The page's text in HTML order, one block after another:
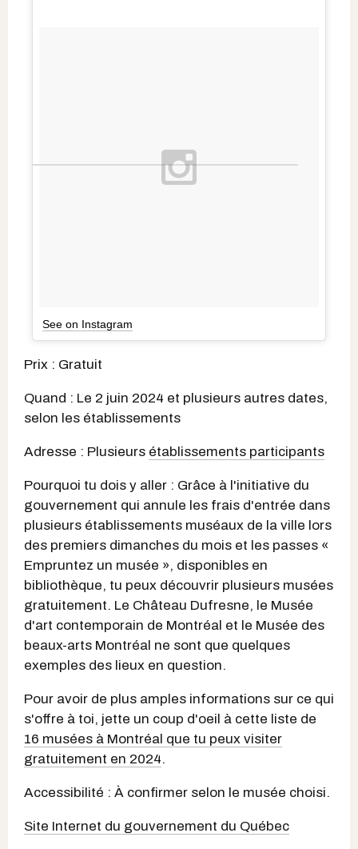
See on Instagram
Prix : Gratuit
Quand : Le 2 juin 2024 et plusieurs autres dates,
selon les établissements
Adresse : Plusieurs établissements participants
Pourquoi tu dois y aller : Grâce à l'initiative du
gouvernement qui annule les frais d'entrée dans
plusieurs établissements muséaux de la ville lors
des premiers dimanches du mois et les passes «
Empruntez un musée », disponibles en
bibliothèque, tu peux découvrir plusieurs musées
gratuitement. Le Château Dufresne, le Musée
d'art contemporain de Montréal et le Musée des
beaux-arts Montréal ne sont que quelques
exemples des lieux en question.
Pour avoir de plus amples informations sur ce qui
s'offre à toi, jette un coup d'oeil à cette liste de
16 musées à Montréal que tu peux visiter
gratuitement en 2024.
Accessibilité : À confirmer selon le musée choisi.
Site Internet du gouvernement du Québec